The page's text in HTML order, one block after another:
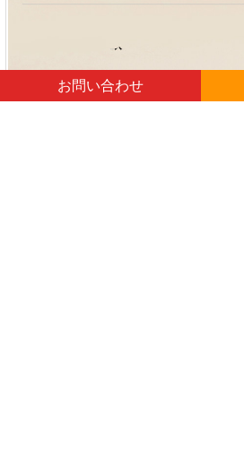
お問い合わせ